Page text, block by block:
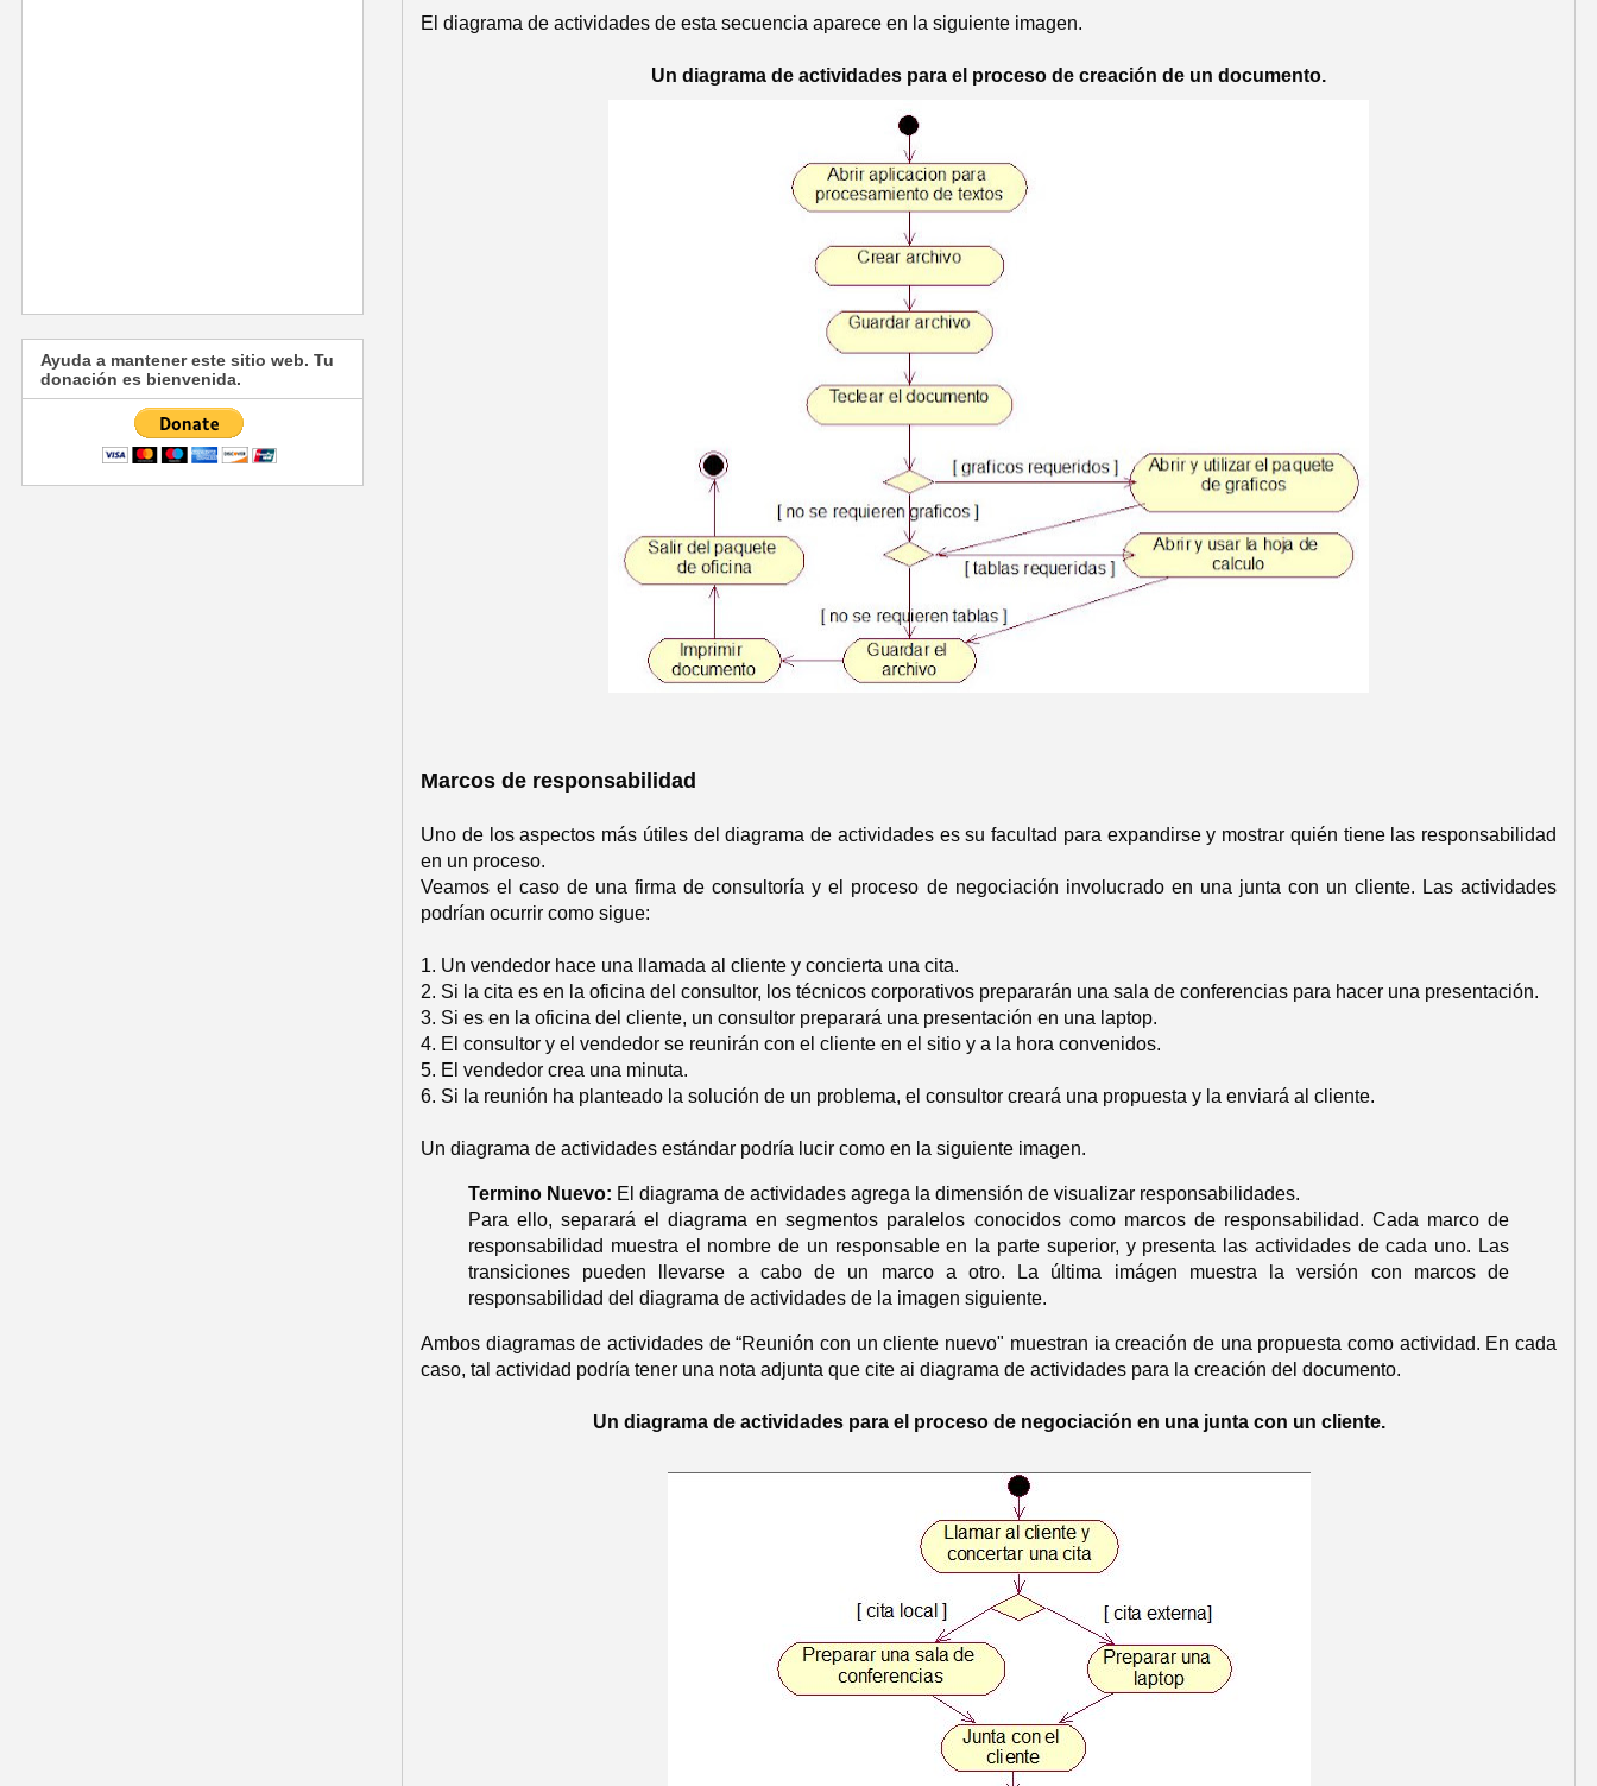
El diagrama de actividades de esta secuencia aparece en la siguiente imagen.
Un diagrama de actividades para el proceso de creación de un documento.
Marcos de responsabilidad
Uno de los aspectos más útiles del diagrama de actividades es su facultad para expandirse y mostrar quién tiene las responsabilidad
en un proceso.
Veamos el caso de una firma de consultoría y el proceso de negociación involucrado en una junta con un cliente. Las actividades
podrían ocurrir como sigue:
1. Un vendedor hace una llamada al cliente y concierta una cita.
2. Si la cita es en la oficina del consultor, los técnicos corporativos prepararán una sala de conferencias para hacer una presentación.
3. Si es en la oficina del cliente, un consultor preparará una presentación en una laptop.
4. El consultor y el vendedor se reunirán con el cliente en el sitio y a la hora convenidos.
5. El vendedor crea una minuta.
6. Si la reunión ha planteado la solución de un problema, el consultor creará una propuesta y la enviará al cliente.
Un diagrama de actividades estándar podría lucir como en la siguiente imagen.
Termino Nuevo: El diagrama de actividades agrega la dimensión de visualizar responsabilidades.
Para ello, separará el diagrama en segmentos paralelos conocidos como marcos de responsabilidad. Cada marco de
responsabilidad muestra el nombre de un responsable en la parte superior, y presenta las actividades de cada uno. Las
transiciones pueden llevarse a cabo de un marco a otro. La última imágen muestra la versión con marcos de
responsabilidad del diagrama de actividades de la imagen siguiente.
Ambos diagramas de actividades de “Reunión con un cliente nuevo" muestran ia creación de una propuesta como actividad. En cada
caso, tal actividad podría tener una nota adjunta que cite ai diagrama de actividades para la creación del documento.
Un diagrama de actividades para el proceso de negociación en una junta con un cliente.
Ayuda a mantener este sitio web. Tu
donación es bienvenida.